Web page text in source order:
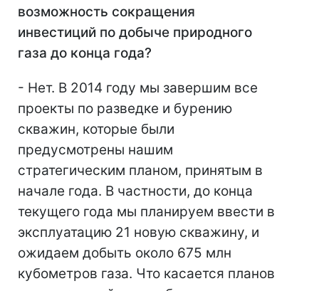
возможность сокращения
инвестиций по добыче природного
газа до конца года?
- Нет. В 2014 году мы завершим все
проекты по разведке и бурению
скважин, которые были
предусмотрены нашим
стратегическим планом, принятым в
начале года. В частности, до конца
текущего года мы планируем ввести в
эксплуатацию 21 новую скважину, и
ожидаем добыть около 675 млн
кубометров газа. Что касается планов